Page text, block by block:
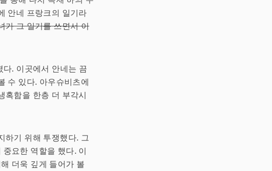
안네 프랑크의 일기라
가 그 일기를 쓰면서 이
. 이곳에서 안네는 끔
수 있다. 아우슈비츠에
혹함을 한층 더 부각시
하기 위해 투쟁했다. 그
요한 역할을 했다. 이
더욱 깊게 들어가 볼